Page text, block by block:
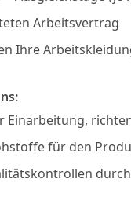
Arbeitsvertrag
Ihre
Einarbeitung,
für den